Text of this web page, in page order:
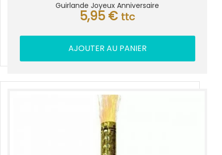
Guirlande Joyeux Anniversaire
5,95 € ttc
AJOUTER AU PANIER